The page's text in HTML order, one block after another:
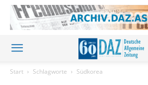
Start Schlagworte Südkorea